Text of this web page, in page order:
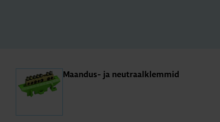
Maan­dus- ja neut­raal­k­lem­mid